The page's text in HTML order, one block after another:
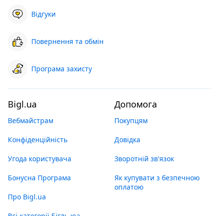
Відгуки
Повернення та обмін
Програма захисту
Bigl.ua
Вебмайстрам
Конфіденційність
Угода користувача
Бонусна Програма
Про Bigl.ua
Допомога
Покупцям
Довідка
Зворотній зв'язок
Як купувати з безпечною
оплатою